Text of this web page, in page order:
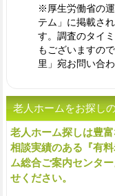
※厚生労働省の
テム」に掲載さ
す。調査のタイ
もございますの
里」宛お問い合
老人ホームをお探し
老人ホーム探しは豊
相談実績のある『有
ム総合ご案内センタ
せください。